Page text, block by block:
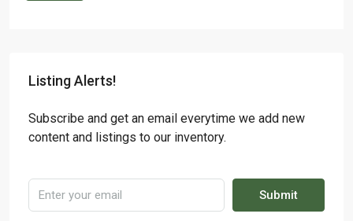
Listing Alerts!
Subscribe and get an email everytime we add new
content and listings to our inventory.
Submit